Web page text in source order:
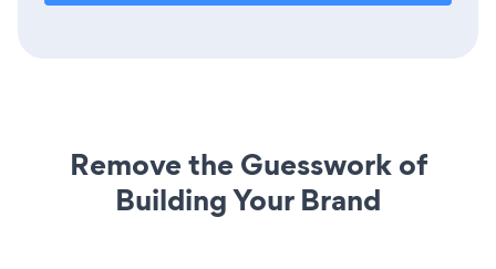
Remove the Guesswork of
Building Your Brand